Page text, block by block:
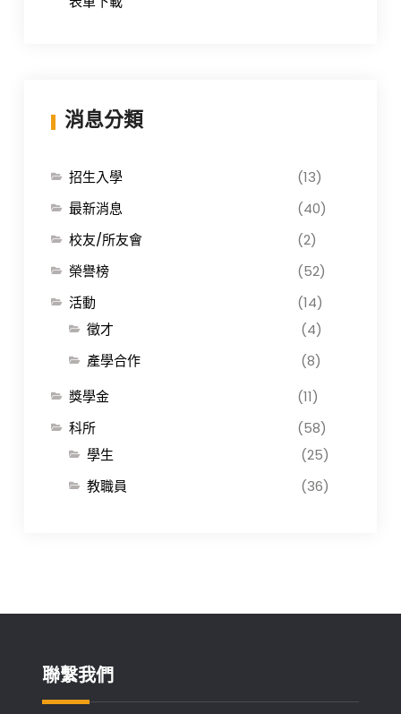
消息分類
招生入學
(13)
最新消息
(40)
校友/所友會
(2)
榮譽榜
(52)
活動
(14)
徵才
(4)
產學合作
(8)
獎學金
(11)
科所
(58)
學生
(25)
教職員
(36)
聯繫我們